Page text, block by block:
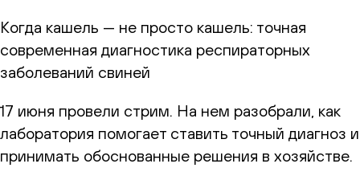
Когда кашель — не просто кашель: точная
современная диагностика респираторных
заболеваний свиней
17 июня провели стрим. На нем разобрали, как
лаборатория помогает ставить точный диагноз и
принимать обоснованные решения в хозяйстве.